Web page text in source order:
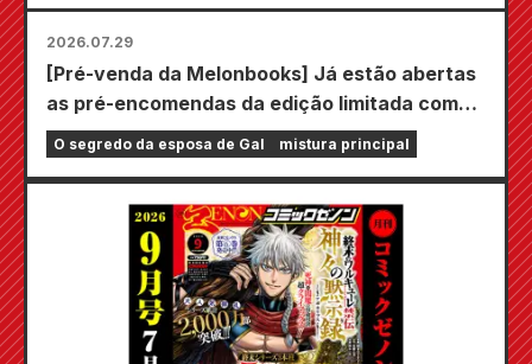
2026.07.29
[Pré-venda da Melonbooks] Já estão abertas
as pré-encomendas da edição limitada com
um tapete de jogo especial com uma
ilustração deslumbrante de Fuyuki Tojo
Secret of the Gal Bride" será lançado em 20
de outubro!
O segredo da esposa de Gal mistura principal